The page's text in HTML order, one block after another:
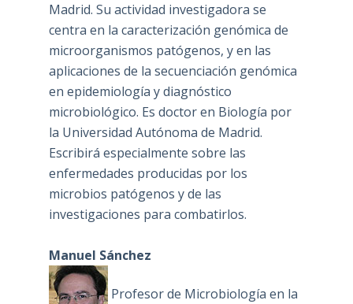
Madrid. Su actividad investigadora se
centra en la caracterización genómica de
microorganismos patógenos, y en las
aplicaciones de la secuenciación genómica
en epidemiología y diagnóstico
microbiológico. Es doctor en Biología por
la Universidad Autónoma de Madrid.
Escribirá especialmente sobre las
enfermedades producidas por los
microbios patógenos y de las
investigaciones para combatirlos.
Manuel Sánchez
Profesor de Microbiología en la